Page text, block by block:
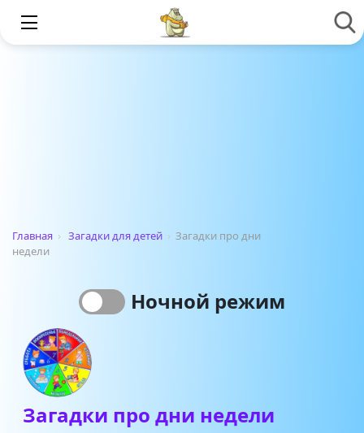
Главная › Загадки для детей › Загадки про дни
недели
Ночной режим
Загадки про дни недели